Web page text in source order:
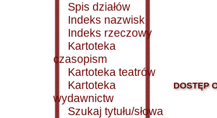
Spis działów
Indeks nazwisk
Indeks rzeczowy
Kartoteka
czasopism
Kartoteka teatrów
Kartoteka
wydawnictw
Szukaj tytułu/słowa
DOSTĘP